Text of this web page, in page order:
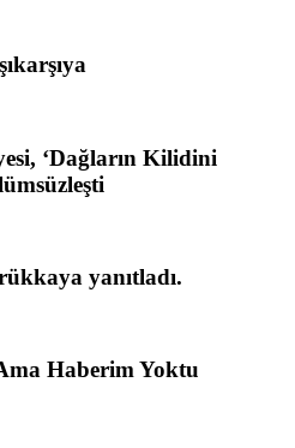
‘Dağların Kilidini
yanıtladı.
Haberim Yoktu